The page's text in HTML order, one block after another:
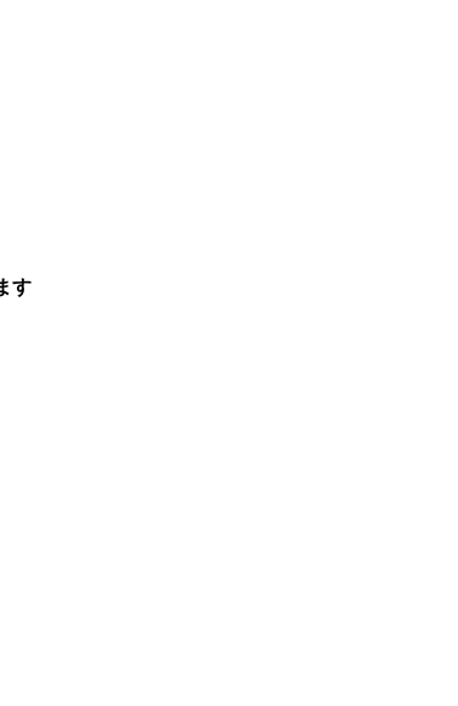
す